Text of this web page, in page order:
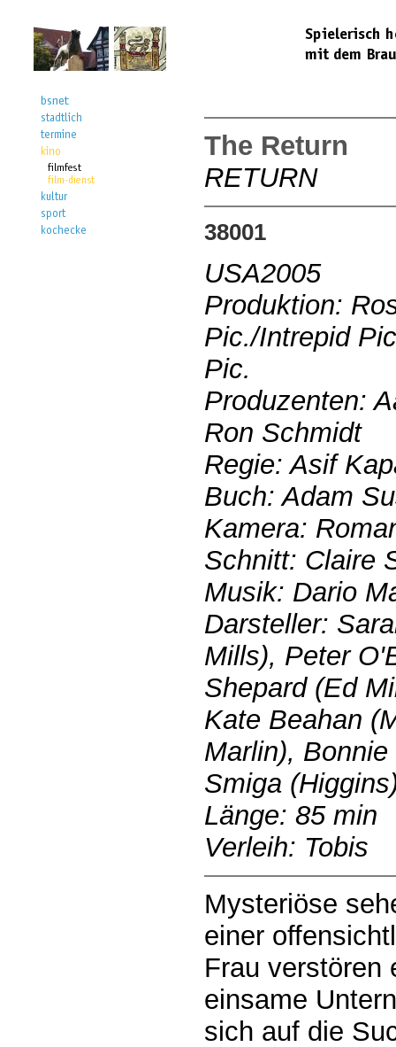
The Return
RETURN
38001
USA2005
Produktion:
Pic./Intrepid
Pic.
Produzenten:
Ron Schmidt
Regie: Asif
Buch: Adam
Kamera:
Schnitt: Claire
Musik: Dario
Darsteller:
Mills), Peter
Shepard (Ed
Kate Beahan
Marlin),
Smiga
Länge: 85 min
Verleih: Tobis
Mysteriöse
einer
Frau verstören
einsame
sich auf die